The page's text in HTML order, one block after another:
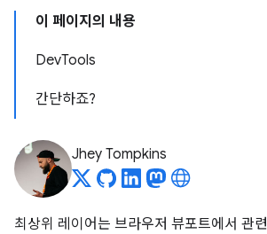
이 페이지의 내용
DevTools
간단하죠?
Jhey Tompkins
최상위 레이어는 브라우저 뷰포트에서 관련